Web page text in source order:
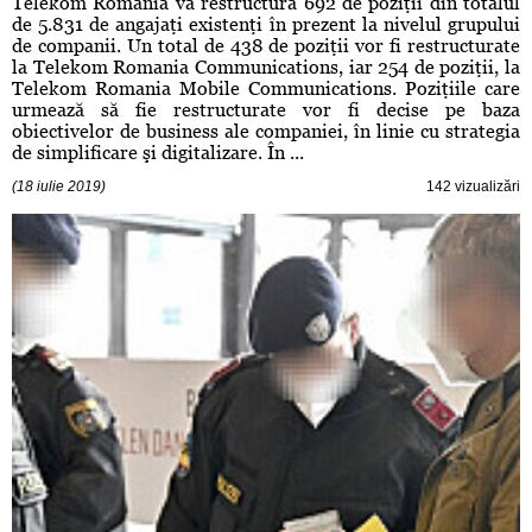
de 5.831 de angajaţi existenţi în prezent la nivelul grupului
de companii. Un total de 438 de poziţii vor fi restructurate
la Telekom Romania Communications, iar 254 de poziţii, la
Telekom Romania Mobile Communications. Poziţiile care
urmează să fie restructurate vor fi decise pe baza
obiectivelor de business ale companiei, în linie cu strategia
de simplificare şi digitalizare. În ...
(18 iulie 2019) 142 vizualizări